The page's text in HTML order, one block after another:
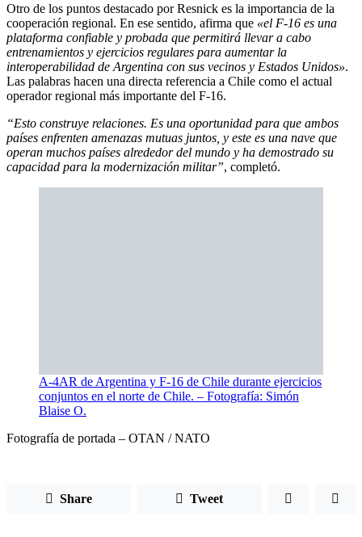
Otro de los puntos destacado por Resnick es la importancia de la
cooperación regional. En ese sentido, afirma que «el F-16 es una
plataforma confiable y probada que permitirá llevar a cabo
entrenamientos y ejercicios regulares para aumentar la
interoperabilidad de Argentina con sus vecinos y Estados Unidos».
Las palabras hacen una directa referencia a Chile como el actual
operador regional más importante del F-16.
“Esto construye relaciones. Es una oportunidad para que ambos
países enfrenten amenazas mutuas juntos, y este es una nave que
operan muchos países alrededor del mundo y ha demostrado su
capacidad para la modernización militar”, completó.
A-4AR de Argentina y F-16 de Chile durante ejercicios
conjuntos en el norte de Chile. – Fotografía: Simón
Blaise O.
Fotografía de portada – OTAN / NATO
Share Tweet